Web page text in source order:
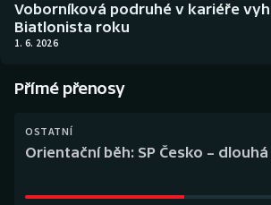
Box
Dostihy
Florbal
Voborníková podruhé v kariéře
Biatlonista roku
1. 6. 2026
Přímé přenosy
OSTATNÍ
Orientační běh: SP Česko –